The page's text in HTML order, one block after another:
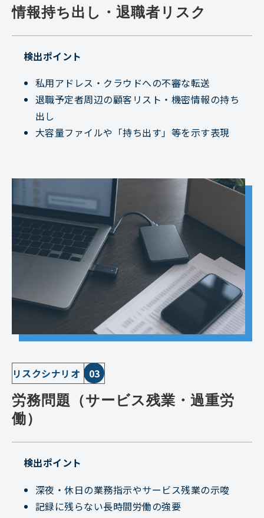
情報持ち出し・退職者リスク
検出ポイント
私用アドレス・クラウドへの不審な転送
退職予定者周辺の顧客リスト・機密情報の持ち
出し
大容量ファイルや「持ち出す」等を示す表現
リスクシナリオ 03
労務問題（サービス残業・過重労
働）
検出ポイント
深夜・休日の業務指示やサービス残業の示唆
記録に残らない長時間労働の強要